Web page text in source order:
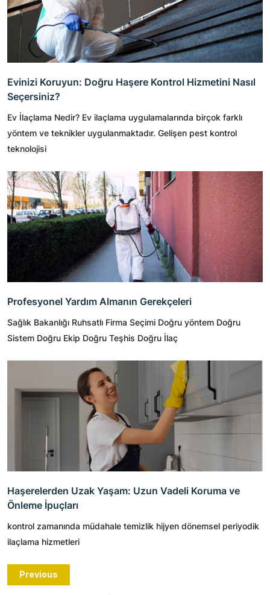
Evinizi Koruyun: Doğru Haşere Kontrol Hizmetini Nasıl
Seçersiniz?
Ev İlaçlama Nedir? Ev ilaçlama uygulamalarında birçok farklı
yöntem ve teknikler uygulanmaktadır. Gelişen pest kontrol
teknolojisi
Profesyonel Yardım Almanın Gerekçeleri
Sağlık Bakanlığı Ruhsatlı Firma Seçimi Doğru yöntem Doğru
Sistem Doğru Ekip Doğru Teşhis Doğru İlaç
Haşerelerden Uzak Yaşam: Uzun Vadeli Koruma ve
Önleme İpuçları
kontrol zamanında müdahale temizlik hijyen dönemsel periyodik
ilaçlama hizmetleri
Previous